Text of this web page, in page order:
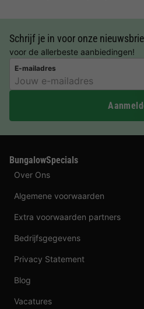
Schrijf je in voor onze
voor de allerbeste aanbiedingen!
E-mailadres
BungalowSpecials
Over Ons
Algemene voorwaarden
Extra voorwaarden partners
Bedrijfsgegevens
Privacy Statement
Blog
Vacatures